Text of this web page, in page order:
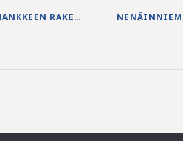
JSPENERGIA+ HANKKEEN RAKENNUSTYÖT KÄYNNISTYVÄT LOUHINTATÖILLÄ